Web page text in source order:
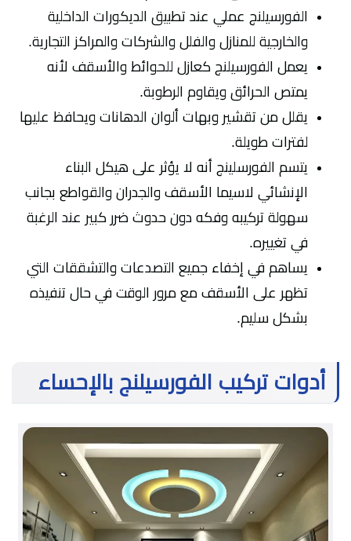
الفورسيلنج عملي عند تطبيق الديكورات الداخلية
والخارجية للمنازل والفلل والشركات والمراكز التجارية.
يعمل الفورسيلنج كعازل للحوائط والأسقف لأنه
يمتص الحرائق ويقاوم الرطوبة.
يقلل من تقشير وبهات ألوان الدهانات ويحافظ عليها
لفترات طويلة.
يتسم الفورسلينج أنه لا يؤثر على هيكل البناء
الإنشائي لاسيما الأسقف والجدران والقواطع بجانب
سهولة تركيبه وفكه دون حدوث ضرر كبير عند الرغبة
في تغييره.
يساهم في إخفاء جميع التصدعات والتشققات التي
تظهر على الأسقف مع مرور الوقت في حال تنفيذه
بشكل سليم.
أدوات تركيب الفورسيلنج بالإحساء